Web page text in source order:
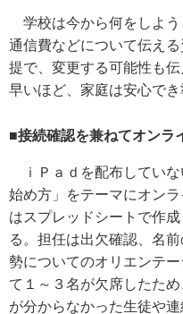
学校は今から何をしよう
通信費などについて伝え
提で、変更する可能性も
早いほど、家庭は安心でき
■接続確認を兼ねてオンラ
ｉＰａｄを配布してい
始め方」をテーマにオン
はスプレッドシートで作
る。担任は出欠確認、名
勢についてのオリエンテ
て１～３名が欠席したた
が分からなかった生徒や